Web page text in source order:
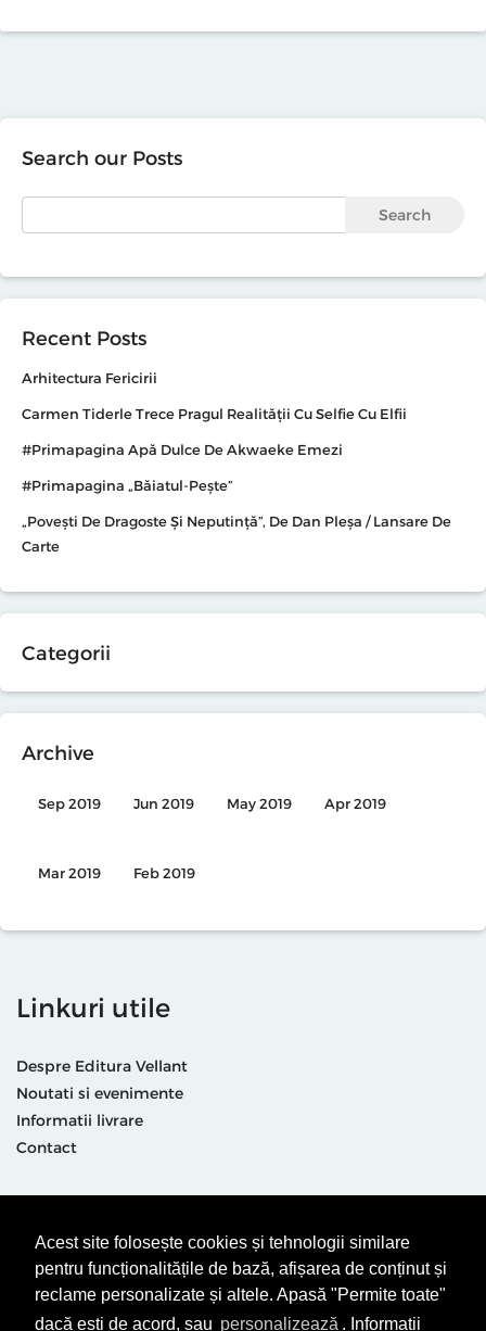
Acest site folosește cookies și tehnologii similare
pentru funcționalitățile de bază, afișarea de conținut și
reclame personalizate și altele. Apasă "Permite toate"
dacă ești de acord, sau personalizează . Informații
Search our Posts
Search
Recent Posts
Arhitectura Fericirii
Carmen Tiderle Trece Pragul Realității Cu Selfie Cu Elfii
#primapagina Apă Dulce De Akwaeke Emezi
#primapagina „Băiatul-Pește”
„Povești De Dragoste Și Neputință”, De Dan Pleșa / Lansare De
Carte
Categorii
Archive
Sep 2019 Jun 2019 May 2019 Apr 2019
Mar 2019 Feb 2019
Linkuri utile
Despre Editura Vellant
Noutati si evenimente
Informatii livrare
Contact